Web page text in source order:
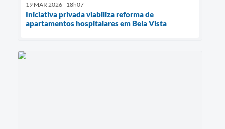
19 MAR 2026 - 18h07
Iniciativa privada viabiliza reforma de
apartamentos hospitalares em Bela Vista